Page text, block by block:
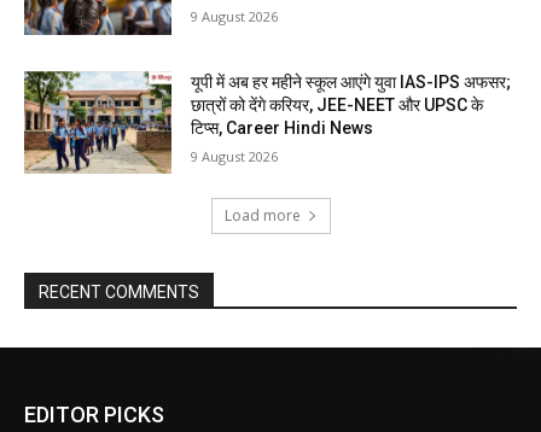
9 August 2026
यूपी में अब हर महीने स्कूल आएंगे युवा IAS-IPS अफसर;
छात्रों को देंगे करियर, JEE-NEET और UPSC के
टिप्स, Career Hindi News
9 August 2026
Load more
RECENT COMMENTS
EDITOR PICKS